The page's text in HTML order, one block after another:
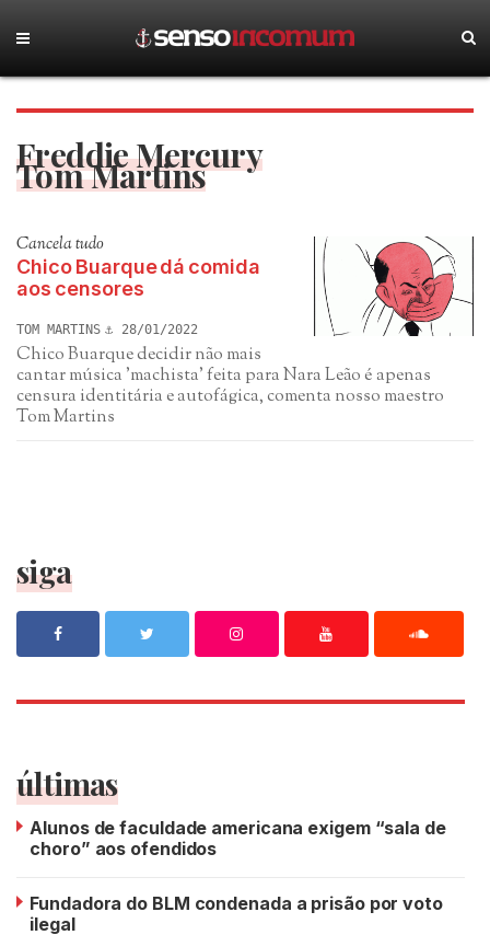
Freddie Mercury
Tom Martins
Cancela tudo
Chico Buarque dá comida
aos censores
TOM MARTINS 28/01/2022
Chico Buarque decidir não mais
cantar música 'machista' feita para Nara Leão é apenas
censura identitária e autofágica, comenta nosso maestro
Tom Martins
siga
últimas
Alunos de faculdade americana exigem “sala de
choro” aos ofendidos
Fundadora do BLM condenada a prisão por voto
ilegal